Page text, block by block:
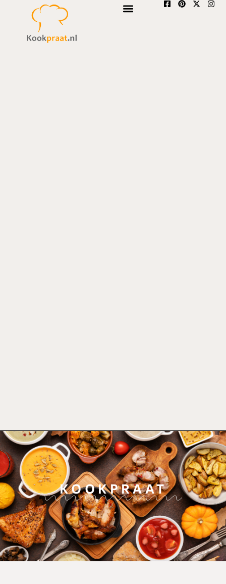
KOOKPRAAT